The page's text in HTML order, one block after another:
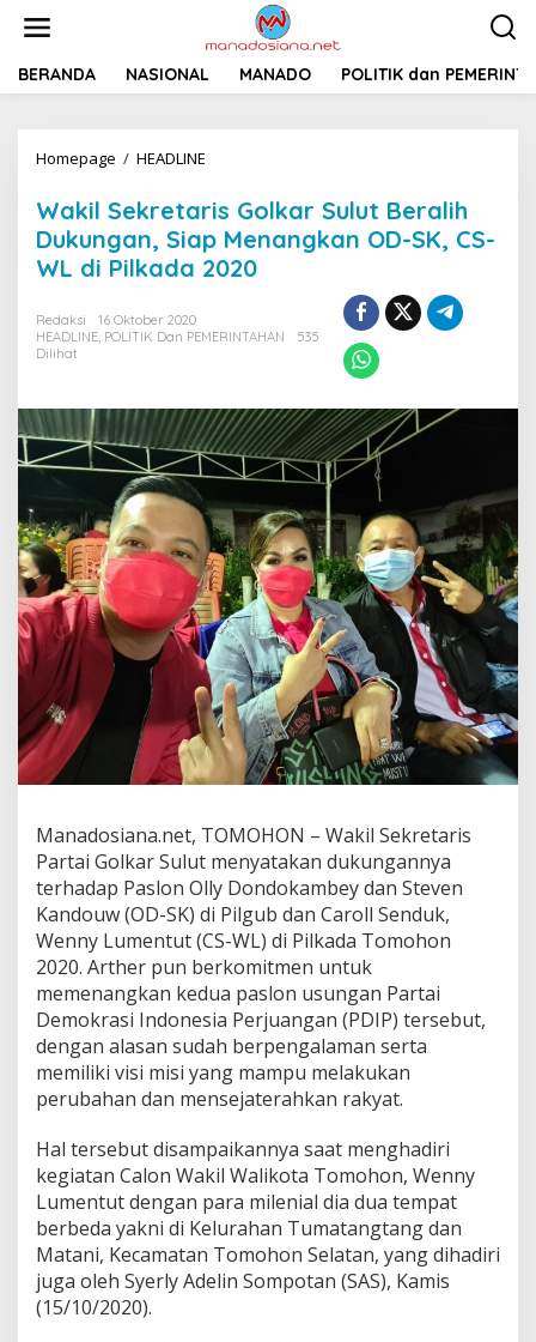
t
BERANDA NASIONAL MANADO POLITIK dan
Homepage / HEADLINE
k
l
S
r
r
i
s
G
o
l
k
a
r
S
u
l
u
t
B
e
a
i
h
D
u
k
u
g
a
n
,
S
i
a
M
e
n
a
n
g
k
Wakil Sekretaris Golkar Sulut Beralih
Dukungan, Siap Menangkan OD-SK, CS-
WL di Pilkada 2020
Redaksi
16 Oktober 2020
HEADLINE, POLITIK Dan PEMERINTAHAN
535
Dilihat
Manadosiana.net, TOMOHON – Wakil Sekretaris
Partai Golkar Sulut menyatakan dukungannya
terhadap Paslon Olly Dondokambey dan Steven
Kandouw (OD-SK) di Pilgub dan Caroll Senduk,
Wenny Lumentut (CS-WL) di Pilkada Tomohon
2020. Arther pun berkomitmen untuk
memenangkan kedua paslon usungan Partai
Demokrasi Indonesia Perjuangan (PDIP) tersebut,
dengan alasan sudah berpengalaman serta
memiliki visi misi yang mampu melakukan
perubahan dan mensejaterahkan rakyat.
Hal tersebut disampaikannya saat menghadiri
kegiatan Calon Wakil Walikota Tomohon, Wenny
Lumentut dengan para milenial dia dua tempat
berbeda yakni di Kelurahan Tumatangtang dan
Matani, Kecamatan Tomohon Selatan, yang dihadiri
juga oleh Syerly Adelin Sompotan (SAS), Kamis
(15/10/2020).